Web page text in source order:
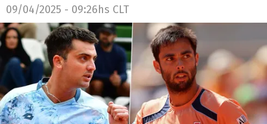
09/04/2025 - 09:26hs CLT